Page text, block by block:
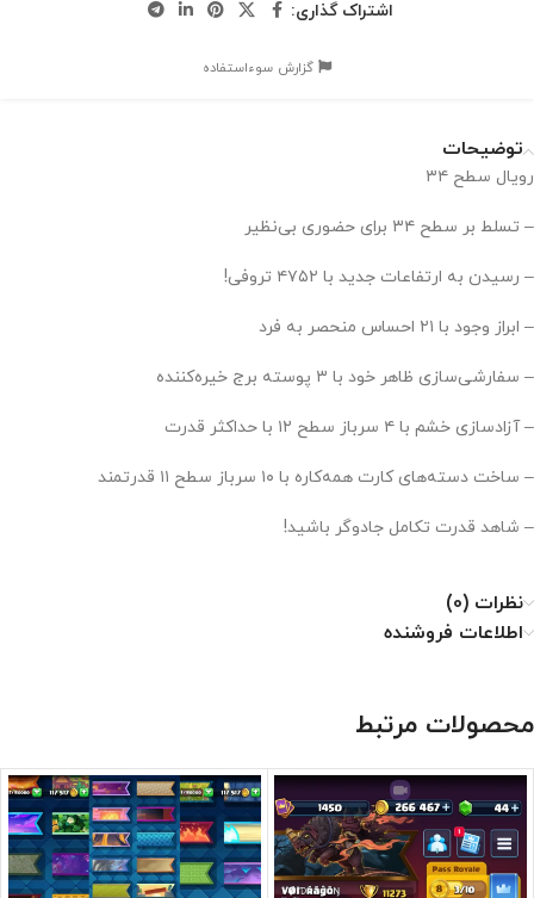
اشتراک گذاری:
گزارش سوءاستفاده
توضیحات
رویال سطح ۳۴
– تسلط بر سطح ۳۴ برای حضوری بی‌نظیر
– رسیدن به ارتفاعات جدید با ۴۷۵۲ تروفی!
– ابراز وجود با ۲۱ احساس منحصر به فرد
– سفارشی‌سازی ظاهر خود با ۳ پوسته برج خیره‌کننده
– آزادسازی خشم با ۴ سرباز سطح ۱۲ با حداکثر قدرت
– ساخت دسته‌های کارت همه‌کاره با ۱۰ سرباز سطح ۱۱ قدرتمند
– شاهد قدرت تکامل جادوگر باشید!
نظرات (0)
اطلاعات فروشنده
محصولات مرتبط